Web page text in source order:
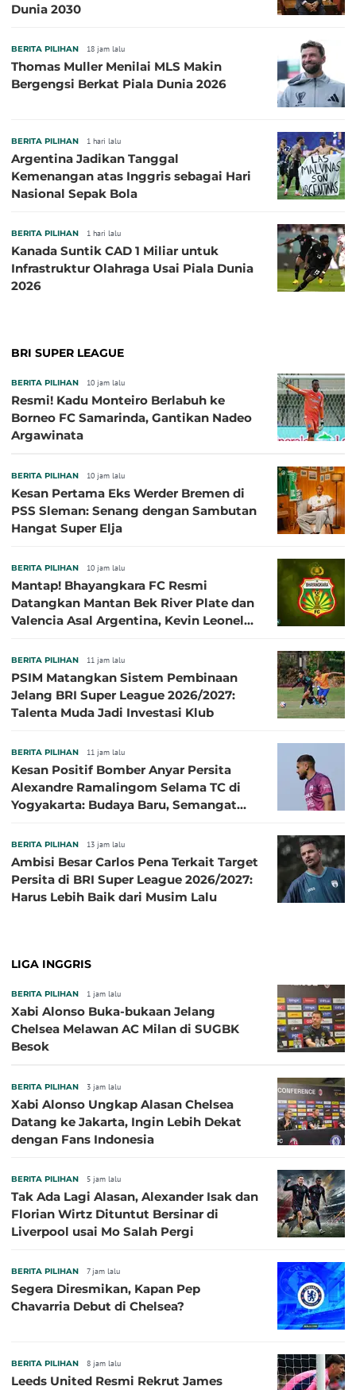
Dunia 2030
BERITA PILIHAN 18 jam lalu
Thomas Muller Menilai MLS Makin
Bergengsi Berkat Piala Dunia 2026
BERITA PILIHAN 1 hari lalu
Argentina Jadikan Tanggal
Kemenangan atas Inggris sebagai Hari
Nasional Sepak Bola
BERITA PILIHAN 1 hari lalu
Kanada Suntik CAD 1 Miliar untuk
Infrastruktur Olahraga Usai Piala Dunia
2026
BRI SUPER LEAGUE
BERITA PILIHAN 10 jam lalu
Resmi! Kadu Monteiro Berlabuh ke
Borneo FC Samarinda, Gantikan Nadeo
Argawinata
BERITA PILIHAN 10 jam lalu
Kesan Pertama Eks Werder Bremen di
PSS Sleman: Senang dengan Sambutan
Hangat Super Elja
BERITA PILIHAN 10 jam lalu
Mantap! Bhayangkara FC Resmi
Datangkan Mantan Bek River Plate dan
Valencia Asal Argentina, Kevin Leonel
BERITA PILIHAN 11 jam lalu
PSIM Matangkan Sistem Pembinaan
Jelang BRI Super League 2026/2027:
Talenta Muda Jadi Investasi Klub
BERITA PILIHAN 11 jam lalu
Kesan Positif Bomber Anyar Persita
Alexandre Ramalingom Selama TC di
Yogyakarta: Budaya Baru, Semangat
BERITA PILIHAN 13 jam lalu
Ambisi Besar Carlos Pena Terkait Target
Persita di BRI Super League 2026/2027:
Harus Lebih Baik dari Musim Lalu
LIGA INGGRIS
BERITA PILIHAN 1 jam lalu
Xabi Alonso Buka-bukaan Jelang
Chelsea Melawan AC Milan di SUGBK
Besok
BERITA PILIHAN 3 jam lalu
Xabi Alonso Ungkap Alasan Chelsea
Datang ke Jakarta, Ingin Lebih Dekat
dengan Fans Indonesia
BERITA PILIHAN 5 jam lalu
Tak Ada Lagi Alasan, Alexander Isak dan
Florian Wirtz Dituntut Bersinar di
Liverpool usai Mo Salah Pergi
BERITA PILIHAN 7 jam lalu
Segera Diresmikan, Kapan Pep
Chavarria Debut di Chelsea?
BERITA PILIHAN 8 jam lalu
Leeds United Resmi Rekrut James